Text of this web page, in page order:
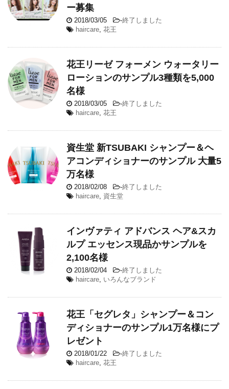
ー募集
2018/03/05 -終了しました
haircare 花王
花王リーゼ フォーメン ウォータリー
ローションのサンプル3種類を5,000
名様
2018/03/05 -終了しました
haircare 花王
資生堂 新TSUBAKI シャンプー＆ヘ
アコンディショナーのサンプル 大量5
万名様
2018/02/08 -終了しました
haircare 資生堂
インヴァティ アドバンス ヘア&スカ
ルプ エッセンス現品かサンプルを
2,100名様
2018/02/04 -終了しました
haircare いろんなブランド
花王「セグレタ」シャンプー＆コン
ディショナーのサンプル1万名様にプ
レゼント
2018/01/22 -終了しました
haircare 花王